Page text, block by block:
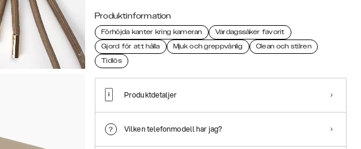
Produktinformation
Förhöjda kanter kring kameran
Vardagssäker favorit
Gjord för att hålla
Mjuk och greppvänlig
Clean och stilren
Tidlös
Produktdetaljer
Vilken telefonmodell har jag?